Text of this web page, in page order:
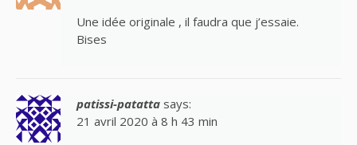
Une idée originale , il faudra que j’essaie.
Bises
patissi-patatta says:
21 avril 2020 à 8 h 43 min